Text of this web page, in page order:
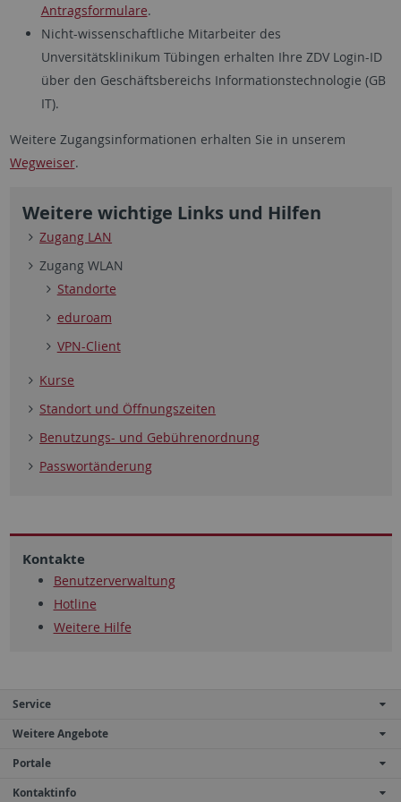
Antragsformulare.
Nicht-wissenschaftliche Mitarbeiter des
Unversitätsklinikum Tübingen erhalten Ihre ZDV Login-ID
über den Geschäftsbereichs Informationstechnologie (GB
IT).
Weitere Zugangsinformationen erhalten Sie in unserem
Wegweiser.
Weitere wichtige Links und Hilfen
Zugang LAN
Zugang WLAN
Standorte
eduroam
VPN-Client
Kurse
Standort und Öffnungszeiten
Benutzungs- und Gebührenordnung
Passwortänderung
Kontakte
Benutzerverwaltung
Hotline
Weitere Hilfe
Service
Weitere Angebote
Portale
Kontaktinfo